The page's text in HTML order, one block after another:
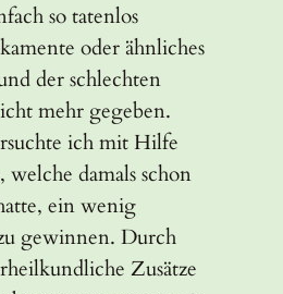
so tatenlos
oder ähnliches
der schlechten
mehr gegeben.
ich mit Hilfe
damals schon
ein wenig
gewinnen. Durch
Zusätze